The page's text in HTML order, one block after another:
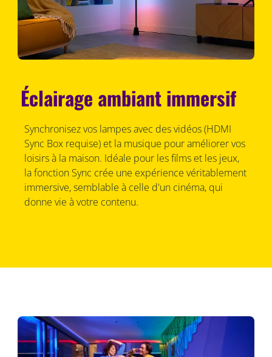
Éclairage ambiant immersif
Synchronisez vos lampes avec des vidéos (HDMI
Sync Box requise) et la musique pour améliorer vos
loisirs à la maison. Idéale pour les films et les jeux,
la fonction Sync crée une expérience véritablement
immersive, semblable à celle d'un cinéma, qui
donne vie à votre contenu.